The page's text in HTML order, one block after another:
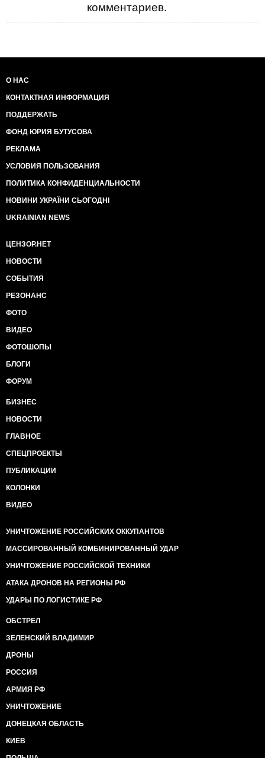
комментариев.
О НАС
КОНТАКТНАЯ ИНФОРМАЦИЯ
ПОДДЕРЖАТЬ
ФОНД ЮРИЯ БУТУСОВА
РЕКЛАМА
УСЛОВИЯ ПОЛЬЗОВАНИЯ
ПОЛИТИКА КОНФИДЕНЦИАЛЬНОСТИ
НОВИНИ УКРАЇНИ СЬОГОДНІ
UKRAINIAN NEWS
ЦЕНЗОР.НЕТ
НОВОСТИ
СОБЫТИЯ
РЕЗОНАНС
ФОТО
ВИДЕО
ФОТОШОПЫ
БЛОГИ
ФОРУМ
БИЗНЕС
НОВОСТИ
ГЛАВНОЕ
СПЕЦПРОЕКТЫ
ПУБЛИКАЦИИ
КОЛОНКИ
ВИДЕО
УНИЧТОЖЕНИЕ РОССИЙСКИХ ОККУПАНТОВ
МАССИРОВАННЫЙ КОМБИНИРОВАННЫЙ УДАР
УНИЧТОЖЕНИЕ РОССИЙСКОЙ ТЕХНИКИ
АТАКА ДРОНОВ НА РЕГИОНЫ РФ
УДАРЫ ПО ЛОГИСТИКЕ РФ
ОБСТРЕЛ
ЗЕЛЕНСКИЙ ВЛАДИМИР
ДРОНЫ
РОССИЯ
АРМИЯ РФ
УНИЧТОЖЕНИЕ
ДОНЕЦКАЯ ОБЛАСТЬ
КИЕВ